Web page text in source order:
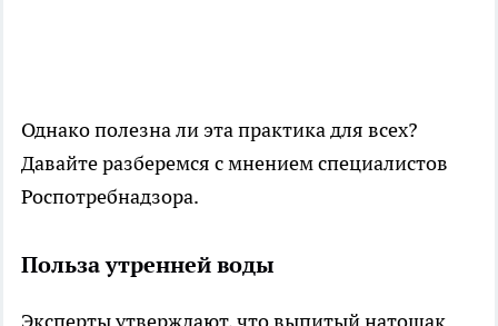
Однако полезна ли эта практика для всех?
Давайте разберемся с мнением специалистов
Роспотребнадзора.
Польза утренней воды